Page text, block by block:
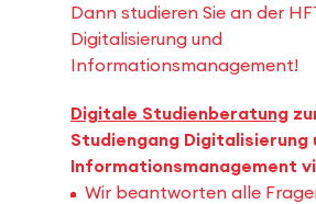
Dann studieren Sie an der
Digitalisierung und
Informationsmanagement!
Digitale Studienberatung
Studiengang Digitalisierung
Informationsmanagement
Wir beantworten alle